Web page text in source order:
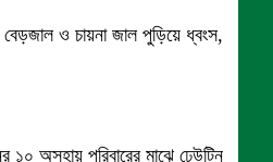
ও চায়না জাল পুড়িয়ে ধ্বংস,
১০ অসহায় পরিবারের মাঝে ঢেউটিন